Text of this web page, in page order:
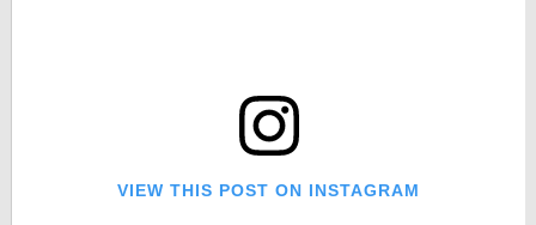
VIEW THIS POST ON INSTAGRAM